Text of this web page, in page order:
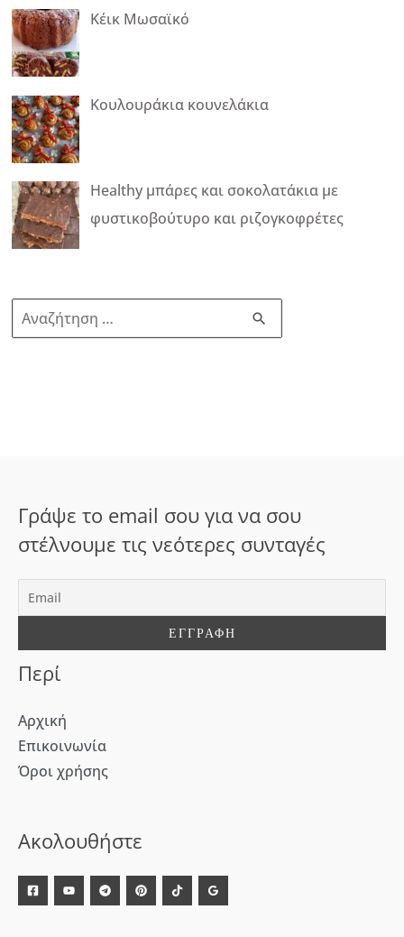
Κέικ Μωσαϊκό
Κουλουράκια κουνελάκια
Healthy μπάρες και σοκολατάκια με
φυστικοβούτυρο και ριζογκοφρέτες
ν
σ
α
Γράψε το email σου για να σου
στέλνουμε τις νεότερες συνταγές
Περί
Αρχική
Επικοινωνία
Όροι χρήσης
Ακολουθήστε